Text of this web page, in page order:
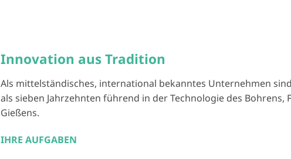
Innovation aus Tradition
Als mittelständisches, international bekanntes Unternehmen
als sieben Jahrzehnten führend in der Technologie des Bohrens,
Gießens.
IHRE AUFGABEN